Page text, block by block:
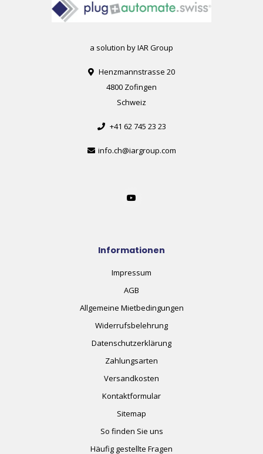
a solution by IAR Group
Henzmannstrasse 20
4800 Zofingen
Schweiz
+41 62 745 23 23
info.ch@iargroup.com
Informationen
Impressum
AGB
Allgemeine Mietbedingungen
Widerrufsbelehrung
Datenschutzerklärung
Zahlungsarten
Versandkosten
Kontaktformular
Sitemap
So finden Sie uns
Häufig gestellte Fragen